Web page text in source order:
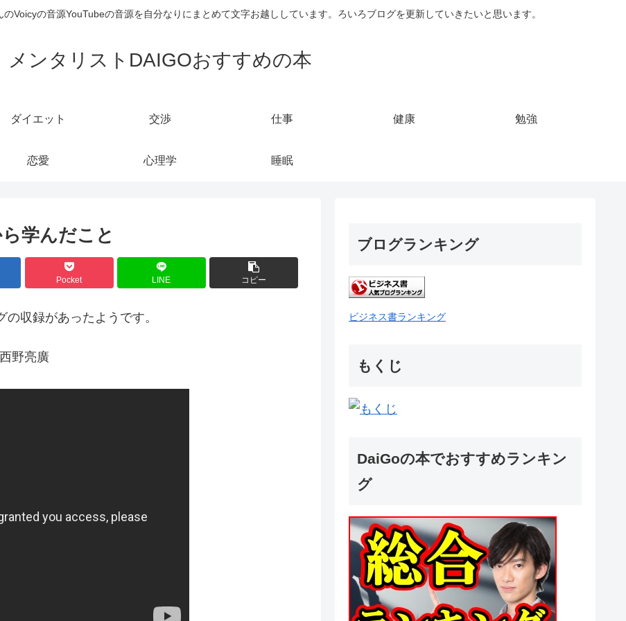
Voicyの音源YouTubeの音源を自分なりにまとめて文字お越ししています。ろいろブログを更新していきたいと思います。
メンタリストDAIGOおすすめの本
ダイエット 交渉 仕事 健康 勉強
恋愛 心理学 睡眠
学んだこと
Pocket LINE コピー
収録があったようです。
野亮廣
ブログランキング
ビジネス書ランキング
もくじ
DaiGoの本でおすすめランキン
グ